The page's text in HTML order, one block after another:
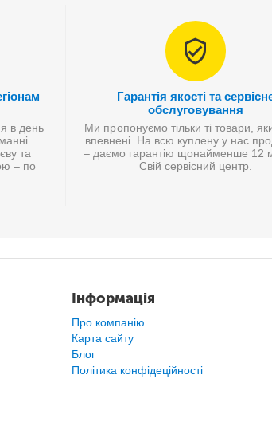
в день
та
– по
Гарантія якості та
обслуговування
Ми пропонуємо тільки ті товари,
впевнені. На всю куплену у нас
– даємо гарантію щонайменше 12
Свій сервісний центр.
Інформація
Про компанію
Карта сайту
Блог
Політика конфідеційності